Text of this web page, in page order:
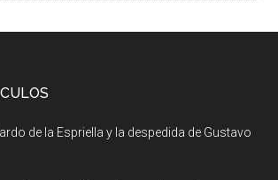
de la Espriella y la despedida de Gustavo